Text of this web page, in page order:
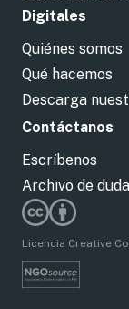
Digitales
Quiénes somos
Qué hacemos
Descarga
Contáctanos
Escríbenos
Archivo de
Licencia Creative